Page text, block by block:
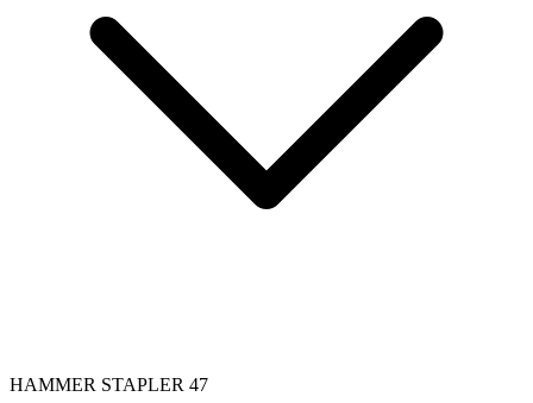
HAMMER STAPLER 47